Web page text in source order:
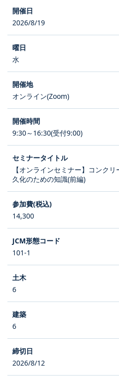
2026/8/19
水
オンライン(Zoom)
9:30～16:30(受付9:00)
【オンラインセミナー】コンク
久化のための知識(前編)
14,300
101-1
6
6
2026/8/12